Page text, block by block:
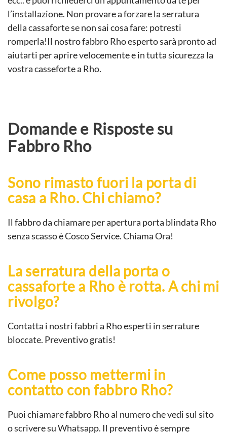
l’installazione. Non provare a forzare la serratura
della cassaforte se non sai cosa fare: potresti
romperla!Il nostro fabbro Rho esperto sarà pronto ad
aiutarti per aprire velocemente e in tutta sicurezza la
vostra casseforte a Rho.
Domande e Risposte su
Fabbro Rho
Sono rimasto fuori la porta di
casa a Rho. Chi chiamo?
Il fabbro da chiamare per apertura porta blindata Rho
senza scasso è Cosco Service. Chiama Ora!
La serratura della porta o
cassaforte a Rho è rotta. A chi mi
rivolgo?
Contatta i nostri fabbri a Rho esperti in serrature
bloccate. Preventivo gratis!
Come posso mettermi in
contatto con fabbro Rho?
Puoi chiamare fabbro Rho al numero che vedi sul sito
o scrivere su Whatsapp. Il preventivo è sempre